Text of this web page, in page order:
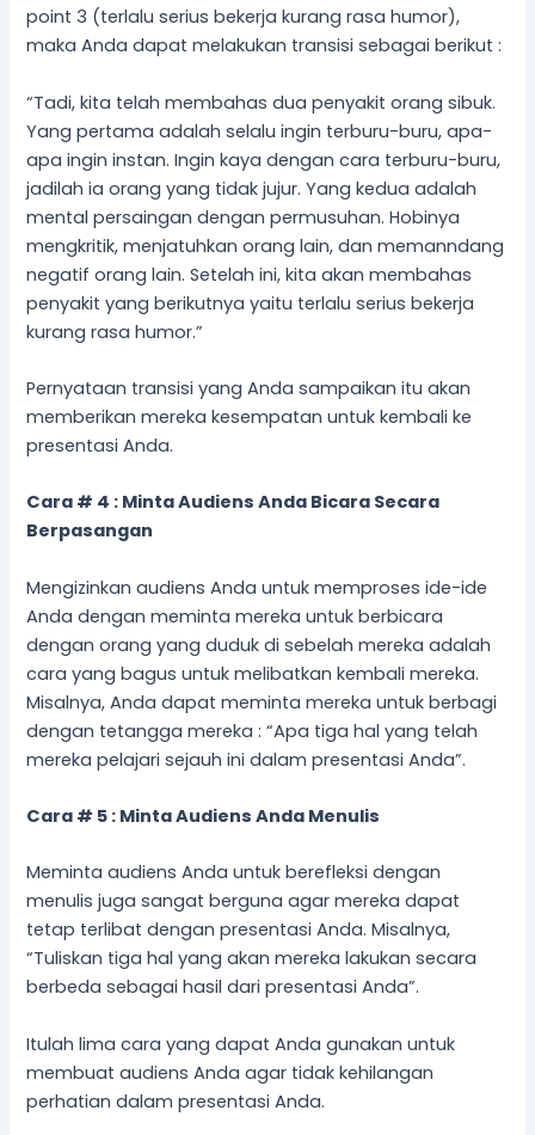
point 3 (terlalu serius bekerja kurang rasa humor),
maka Anda dapat melakukan transisi sebagai berikut :
“Tadi, kita telah membahas dua penyakit orang sibuk.
Yang pertama adalah selalu ingin terburu-buru, apa-
apa ingin instan. Ingin kaya dengan cara terburu-buru,
jadilah ia orang yang tidak jujur. Yang kedua adalah
mental persaingan dengan permusuhan. Hobinya
mengkritik, menjatuhkan orang lain, dan memanndang
negatif orang lain. Setelah ini, kita akan membahas
penyakit yang berikutnya yaitu terlalu serius bekerja
kurang rasa humor.”
Pernyataan transisi yang Anda sampaikan itu akan
memberikan mereka kesempatan untuk kembali ke
presentasi Anda.
Cara # 4 : MintaAudiens Anda Bicara Secara
Berpasangan
Mengizinkan audiens Anda untuk memproses ide-ide
Anda dengan meminta mereka untuk berbicara
dengan orang yang duduk di sebelah mereka adalah
cara yang bagus untuk melibatkan kembali mereka.
Misalnya, Anda dapat meminta mereka untuk berbagi
dengan tetangga mereka : “Apa tiga hal yang telah
mereka pelajari sejauh ini dalam presentasi Anda”.
Cara # 5 : MintaAudiens Anda Menulis
Meminta audiens Anda untuk berefleksi dengan
menulis juga sangat berguna agar mereka dapat
tetap terlibat dengan presentasi Anda. Misalnya,
“Tuliskan tiga hal yang akan mereka lakukan secara
berbeda sebagai hasil dari presentasi Anda”.
Itulah lima cara yang dapat Anda gunakan untuk
membuat audiens Anda agar tidak kehilangan
perhatian dalam presentasi Anda.